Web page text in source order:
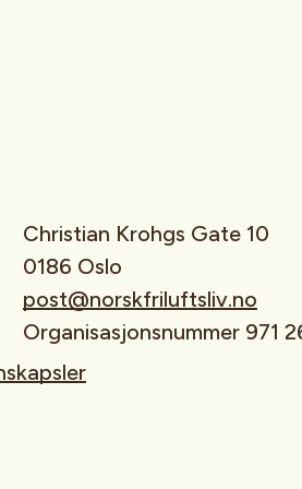
Christian Krohgs Gate 10
0186 Oslo
post@norskfriluftsliv.no
Organisasjonsnummer 971